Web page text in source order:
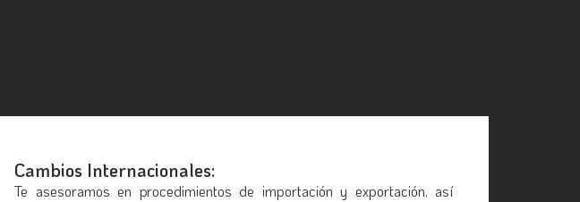
Cambios Internacionales:
Te asesoramos en procedimientos de importación y exportación, así